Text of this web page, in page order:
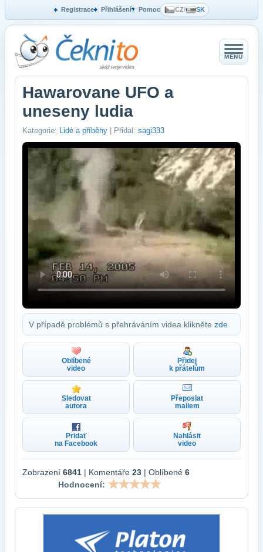
Registrace Přihlášení Pomoc CZ/ SK
MENU
Hawarovane UFO a
uneseny ludia
Kategorie: Lidé a příběhy | Přidal: sagi333
V případě problémů s přehráváním videa klikněte zde
Oblíbené
video
Přidej
k přátelům
Sledovat
autora
Přeposlat
mailem
Pridať
na Facebook
Nahlásit
video
Zobrazení 6841 | Komentáře 23 | Oblíbené 6
Hodnocení: